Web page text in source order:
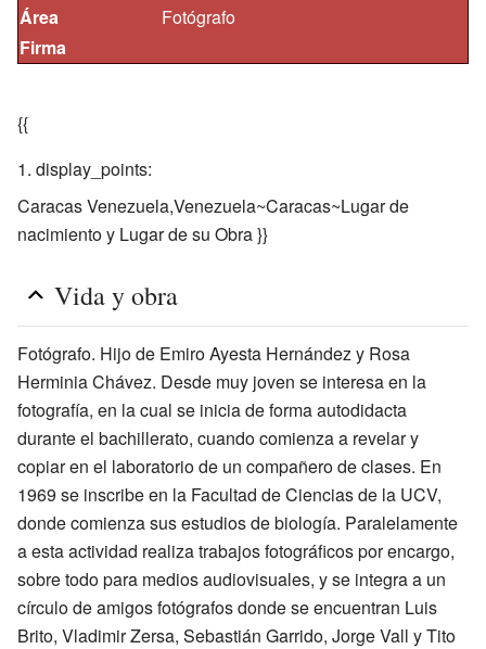
Área
Fotógrafo
Firma
{{
display_points:
Caracas Venezuela,Venezuela~Caracas~Lugar de
nacimiento y Lugar de su Obra }}
Vida y obra
Fotógrafo. Hijo de Emiro Ayesta Hernández y Rosa
Herminia Chávez. Desde muy joven se interesa en la
fotografía, en la cual se inicia de forma autodidacta
durante el bachillerato, cuando comienza a revelar y
copiar en el laboratorio de un compañero de clases. En
1969 se inscribe en la Facultad de Ciencias de la UCV,
donde comienza sus estudios de biología. Paralelamente
a esta actividad realiza trabajos fotográficos por encargo,
sobre todo para medios audiovisuales, y se integra a un
círculo de amigos fotógrafos donde se encuentran Luis
Brito, Vladimir Zersa, Sebastián Garrido, Jorge Vall y Tito